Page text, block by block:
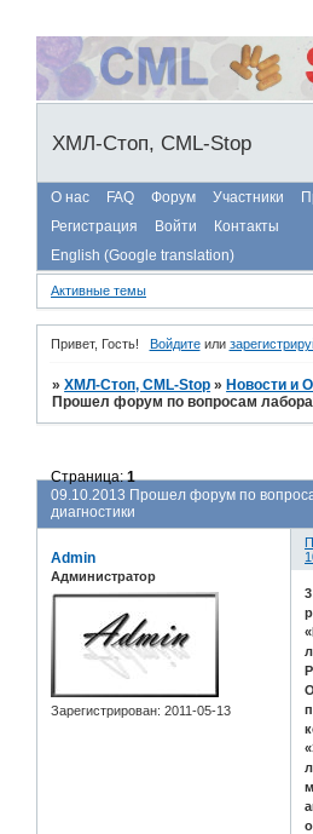
ХМЛ-Стоп, CML-Stop
О нас FAQ Форум Участники
Регистрация
Войти
Контакты
English (Google translation)
Активные темы
Привет, Гость! Войдитеили
»ХМЛ-Стоп, CML-Stop » Новости и
Прошел форум по вопросам
09.10.2013 Прошел форум по
диагностики
Страница:1
Admin
Администратор
Зарегистрирован: 2011-05-13